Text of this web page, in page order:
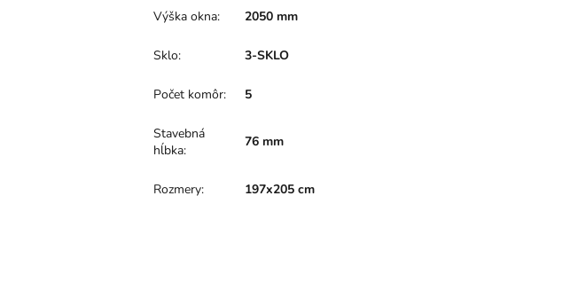
Výška okna: 2050 mm
Sklo: 3-SKLO
Počet komôr: 5
Stavebná
hĺbka:
76 mm
Rozmery: 197x205 cm